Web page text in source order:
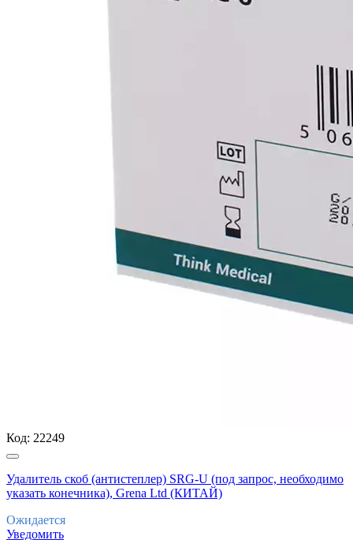
Код: 22249
Удалитель скоб (антистеплер) SRG-U (под запрос, необходимо
указать конечника), Grena Ltd (КИТАЙ)
Ожидается
Уведомить